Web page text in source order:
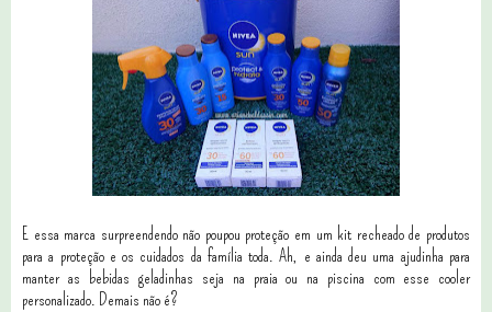
E essa marca surpreendendo não poupou proteção em um kit recheado de produtos
para a proteção e os cuidados da família toda. Ah, e ainda deu uma ajudinha para
manter as bebidas geladinhas seja na praia ou na piscina com esse cooler
personalizado. Demais não é?